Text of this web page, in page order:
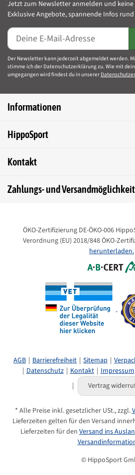
Jetzt zum Newsletter anmelden und
Exklusive Angebote, spannende Infos
Der Newsletter kann jederzeit abgemeldet werden.
stimme ich der Datenschutzerklärung zu. Wie mit
umgegangen wird findest du in unserer
Informationen
HippoSport
Kontakt
Zahlungs- und
ÖKO-Zertifizierung DE-ÖKO-006
Verordnung (EU) 2018/848 ÖKO-
herunterladen.
AGB Barrierefreiheit Sitemap
Datenschutz
Kontakt Impressum
Vertrag
* Alle Preise inkl. gesetzlicher USt., zzgl.
Lieferzeiten gelten für den Versand
Lieferzeiten für denVersand ins
© HippoSport